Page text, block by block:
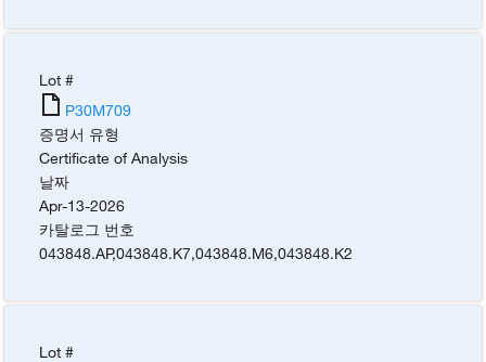
Lot #
P30M709
증명서 유형
Certificate of Analysis
날짜
Apr-13-2026
카탈로그 번호
043848.AP,043848.K7,043848.M6,043848.K2
Lot #